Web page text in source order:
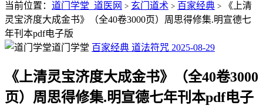
当前位置： 道门学堂_道医网 > 玄门道术 > 百家经典 > 《上清
灵宝济度大成金书》（全40卷3000页）周思得修集.明宣德七
年刊本pdf电子版
道门学堂 百家经典 道法符咒 2025-08-29
《上清灵宝济度大成金书》（全40卷3000
页）周思得修集.明宣德七年刊本pdf电子